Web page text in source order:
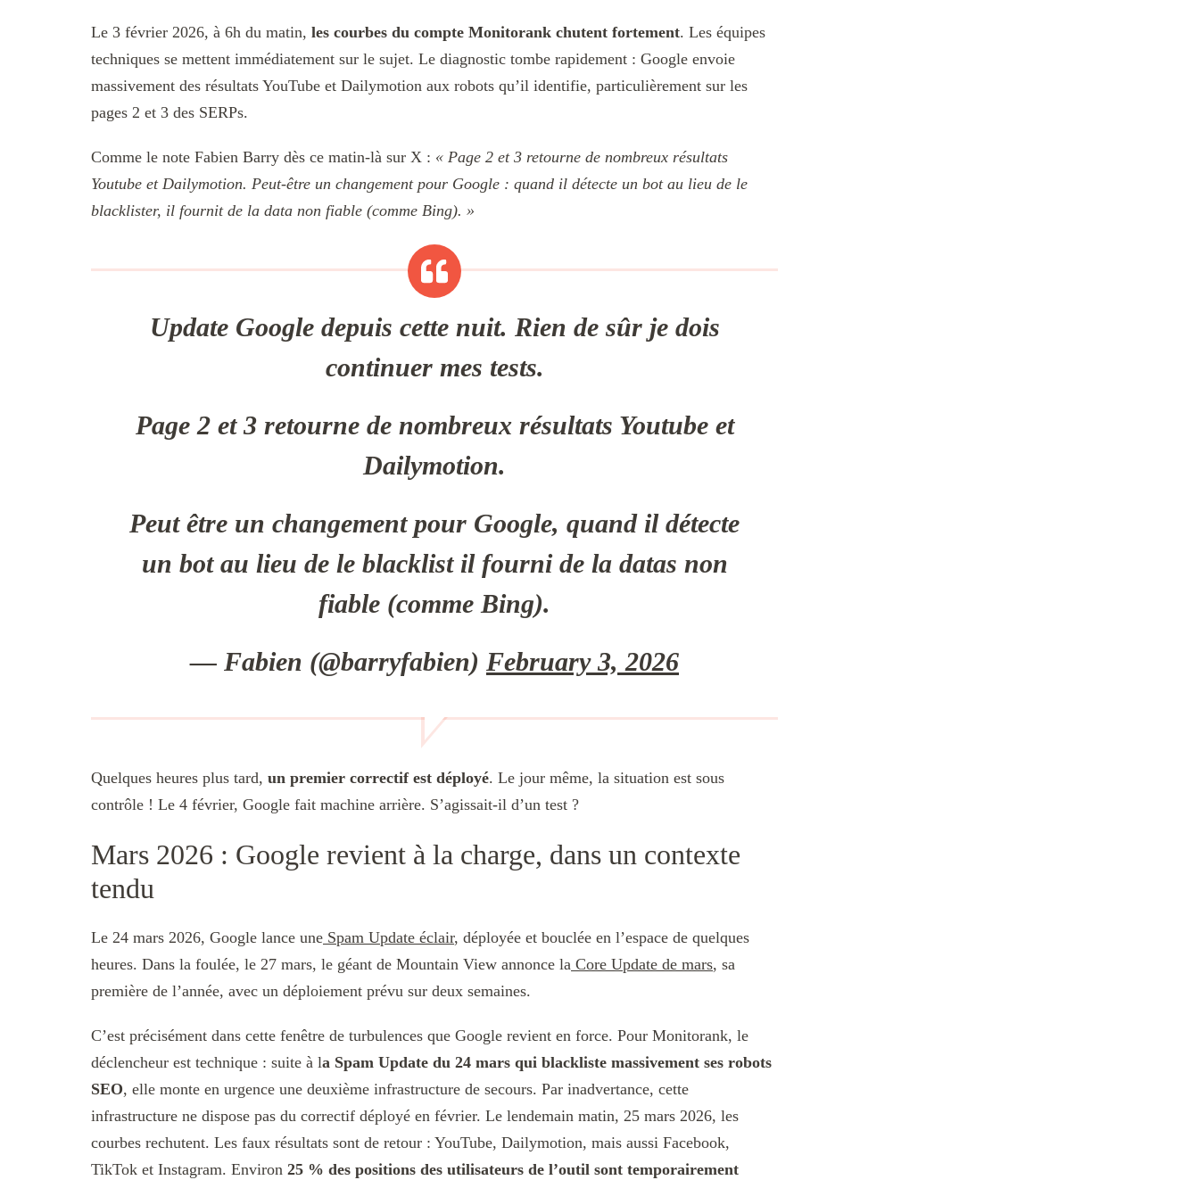
Le 3 février 2026, à 6h du matin, les courbes du compte Monitorank chutent fortement. Les équipes
techniques se mettent immédiatement sur le sujet. Le diagnostic tombe rapidement : Google envoie
massivement des résultats YouTube et Dailymotion aux robots qu’il identifie, particulièrement sur les
pages 2 et 3 des SERPs.
Comme le note Fabien Barry dès ce matin-là sur X : « Page 2 et 3 retourne de nombreux résultats
Youtube et Dailymotion. Peut-être un changement pour Google : quand il détecte un bot au lieu de le
blacklister, il fournit de la data non fiable (comme Bing). »
Update Google depuis cette nuit. Rien de sûr je dois
continuer mes tests.
Page 2 et 3 retourne de nombreux résultats Youtube et
Dailymotion.
Peut être un changement pour Google, quand il détecte
un bot au lieu de le blacklist il fourni de la datas non
fiable (comme Bing).
— Fabien (@barryfabien) February 3, 2026
Quelques heures plus tard, un premier correctif est déployé. Le jour même, la situation est sous
contrôle ! Le 4 février, Google fait machine arrière. S’agissait-il d’un test ?
Mars 2026 : Google revient à la charge, dans un contexte
tendu
Le 24 mars 2026, Google lance une Spam Update éclair, déployée et bouclée en l’espace de quelques
heures. Dans la foulée, le 27 mars, le géant de Mountain View annonce la Core Update de mars, sa
première de l’année, avec un déploiement prévu sur deux semaines.
C’est précisément dans cette fenêtre de turbulences que Google revient en force. Pour Monitorank, le
déclencheur est technique : suite à la Spam Update du 24 mars qui blackliste massivement ses robots
SEO, elle monte en urgence une deuxième infrastructure de secours. Par inadvertance, cette
infrastructure ne dispose pas du correctif déployé en février. Le lendemain matin, 25 mars 2026, les
courbes rechutent. Les faux résultats sont de retour : YouTube, Dailymotion, mais aussi Facebook,
TikTok et Instagram. Environ 25 % des positions des utilisateurs de l’outil sont temporairement